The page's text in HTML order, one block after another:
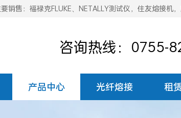
售：福禄克FLUKE、NETALLY测试仪，住友熔接机，
咨询热线：0755-
产品中心 光纤熔接 租